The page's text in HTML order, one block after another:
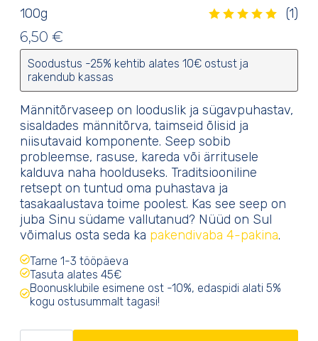
100g Hinnatud5.00/5
1 kliendi
(1)
6,50 €
Soodustus -25% kehtib alates 10€ ostust ja
rakendub kassas
Männitõrvaseep on looduslik ja sügavpuhastav,
sisaldades männitõrva, taimseid õlisid ja
niisutavaid komponente. Seep sobib
probleemse, rasuse, kareda või ärritusele
kalduva naha hoolduseks. Traditsiooniline
retsept on tuntud oma puhastava ja
tasakaalustava toime poolest. Kas see seep on
juba Sinu südame vallutanud? Nüüd on Sul
võimalus osta seda ka pakendivaba 4-pakina.
Tarne 1-3 tööpäeva
Tasuta alates 45€
Boonusklubile esimene ost -10%, edaspidi alati 5%
kogu ostusummalt tagasi!